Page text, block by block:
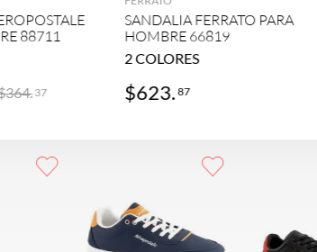
88711
364.37
SANDALIA FERRATO PARA
HOMBRE 66819
2COLORES
$623.87